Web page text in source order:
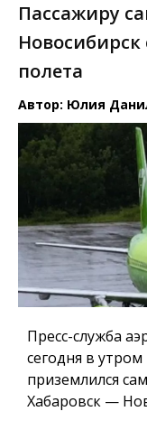
Пассажиру
Новосибирск
полета
Автор: Юлия
Пресс-служба
сегодня в
приземлился
Хабаровск —